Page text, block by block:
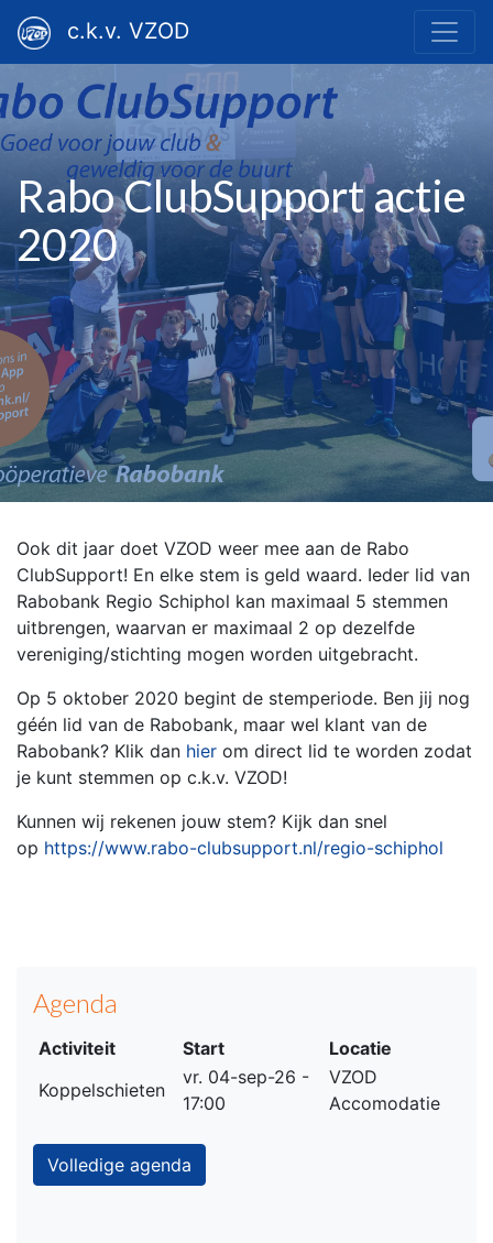
c.k.v. VZOD
Rabo ClubSupport actie
2020
Ook dit jaar doet VZOD weer mee aan de Rabo
ClubSupport! En elke stem is geld waard. Ieder lid van
Rabobank Regio Schiphol kan maximaal 5 stemmen
uitbrengen, waarvan er maximaal 2 op dezelfde
vereniging/stichting mogen worden uitgebracht.
Op 5 oktober 2020 begint de stemperiode. Ben jij nog
géén lid van de Rabobank, maar wel klant van de
Rabobank? Klik dan hier om direct lid te worden zodat
je kunt stemmen op c.k.v. VZOD!
Kunnen wij rekenen jouw stem? Kijk dan snel
op https://www.rabo-clubsupport.nl/regio-schiphol
Agenda
Activiteit Start
Locatie
Koppelschieten
vr. 04-sep-26 -
17:00
VZOD
Accomodatie
Volledige agenda